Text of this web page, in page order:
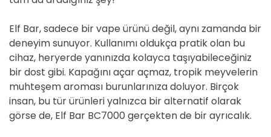
Elf Bar, sadece bir vape ürünü değil, aynı zamanda bir
deneyim sunuyor. Kullanımı oldukça pratik olan bu
cihaz, heryerde yanınızda kolayca taşıyabileceğiniz
bir dost gibi. Kapağını açar açmaz, tropik meyvelerin
muhteşem aroması burunlarınıza doluyor. Birçok
insan, bu tür ürünleri yalnızca bir alternatif olarak
görse de, Elf Bar BC7000 gerçekten de bir ayrıcalık.